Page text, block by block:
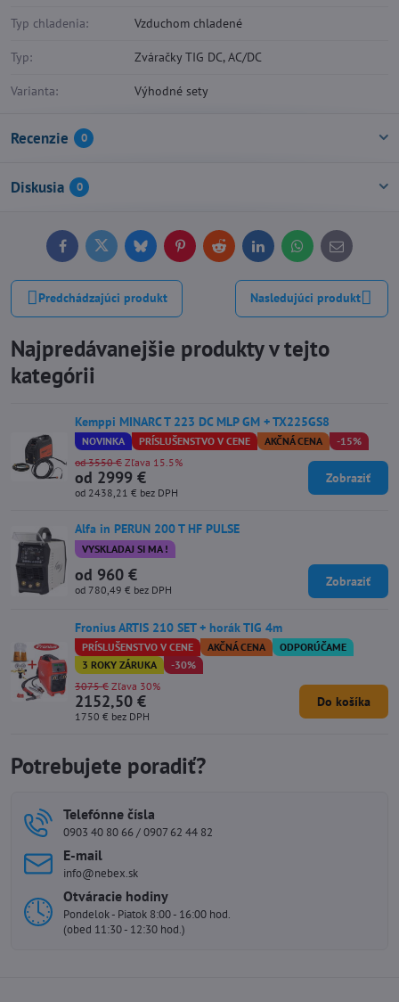
Typ chladenia: Vzduchom chladené
Typ: Zváračky TIG DC, AC/DC
Varianta: Výhodné sety
Recenzie 0
Diskusia 0
FacebookTwitterBlueskyPinterestReddit LinkedInWhatsApp
E-
mail
Predchádzajúci produkt Nasledujúci produkt
Najpredávanejšie produkty v tejto
kategórii
Kemppi MINARC T 223 DC MLP GM + TX225GS8
NOVINKA PRÍSLUŠENSTVO V CENE AKČNÁ CENA -15%
od 2999 €
od 2438,21 € bez DPH
od 3550 € Zľava 15.5%
Zobraziť
Alfa in PERUN 200 T HF PULSE
VYSKLADAJ SI MA !
od 960 €
od 780,49 € bez DPH
Zobraziť
Fronius ARTIS 210 SET + horák TIG 4m
PRÍSLUŠENSTVO V CENE AKČNÁ CENA
ODPORÚČAME
3 ROKY ZÁRUKA
-30%
2152,50 €
1750 € bez DPH
3075 € Zľava 30%
Do košíka
Potrebujete poradiť?
Telefónne čísla
0903 40 80 66 / 0907 62 44 82
E-mail
info@nebex.sk
Otváracie hodiny
Pondelok - Piatok 8:00 - 16:00 hod.
(obed 11:30 - 12:30 hod.)